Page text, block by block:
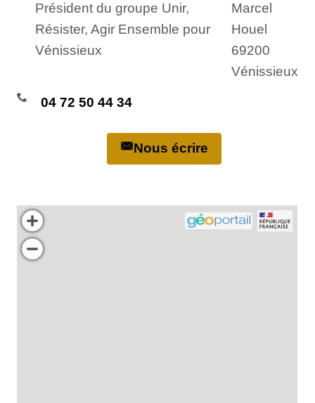
Président du groupe Unir,
Résister, Agir Ensemble pour
Vénissieux
Marcel
Houel
69200
Vénissieux
04 72 50 44 34
Nous écrire